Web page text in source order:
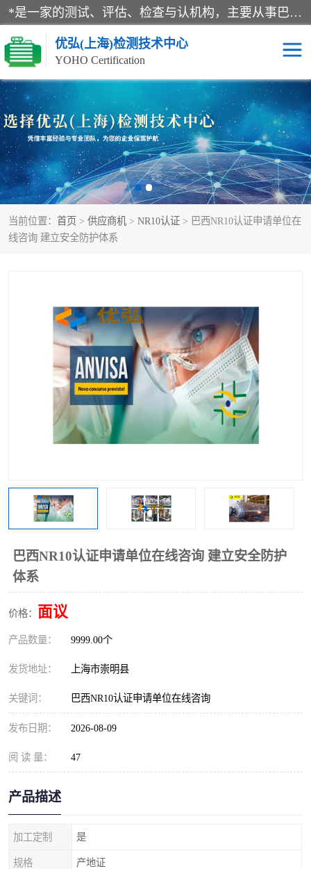
*是一家的测试、评估、检查与认机构，主要从事巴西NR10认证、NR12认证、NR13认证；ANATEL认证、INMTRO认证，欧盟CE认证：MD认证，PED认证，MID认证，ATEX认证，德国蓝色天使认证。
优弘(上海)检测技术中心
YOHO Certification
当前位置： 首页 > 供应商机 > NR10认证 > 巴西NR10认证申请单位在
线咨询 建立安全防护体系
巴西NR10认证申请单位在线咨询 建立安全防护
体系
价格： 面议
产品数量： 9999.00个
发货地址： 上海市崇明县
关键词： 巴西NR10认证申请单位在线咨询
发布日期： 2026-08-09
阅 读 量： 47
产品描述
加工定制 是
规格 产地证
RECYCLASS认证 NR10认证
NR12认证 NR13认证
ART认证 巴西NR认证
巴西认证 RETIE认证